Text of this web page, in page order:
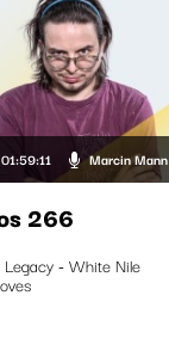
01:59:11 Marcin Mann
266
- White Nile